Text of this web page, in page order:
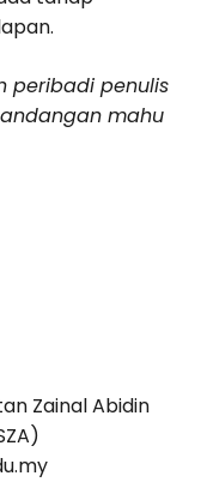
peribadi penulis
mahu
Zainal Abidin